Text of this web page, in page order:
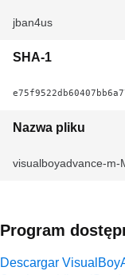
jban4us
SHA-1
Nazwa pliku
visualboyadvance-m-
Program
Descargar